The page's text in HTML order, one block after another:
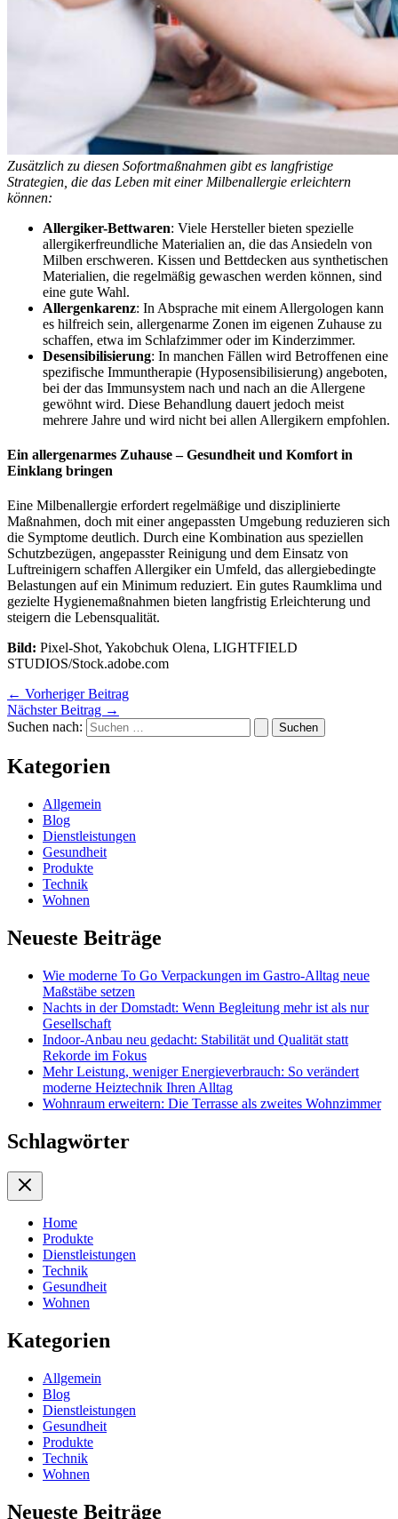
Zusätzlich zu diesen Sofortmaßnahmen gibt es langfristige
Strategien, die das Leben mit einer Milbenallergie erleichtern
können:
Allergiker-Bettwaren: Viele Hersteller bieten spezielle
allergikerfreundliche Materialien an, die das Ansiedeln von
Milben erschweren. Kissen und Bettdecken aus synthetischen
Materialien, die regelmäßig gewaschen werden können, sind
eine gute Wahl.
Allergenkarenz: In Absprache mit einem Allergologen kann
es hilfreich sein, allergenarme Zonen im eigenen Zuhause zu
schaffen, etwa im Schlafzimmer oder im Kinderzimmer.
Desensibilisierung: In manchen Fällen wird Betroffenen eine
spezifische Immuntherapie (Hyposensibilisierung) angeboten,
bei der das Immunsystem nach und nach an die Allergene
gewöhnt wird. Diese Behandlung dauert jedoch meist
mehrere Jahre und wird nicht bei allen Allergikern empfohlen.
Ein allergenarmes Zuhause – Gesundheit und Komfort in
Einklang bringen
Eine Milbenallergie erfordert regelmäßige und disziplinierte
Maßnahmen, doch mit einer angepassten Umgebung reduzieren sich
die Symptome deutlich. Durch eine Kombination aus speziellen
Schutzbezügen, angepasster Reinigung und dem Einsatz von
Luftreinigern schaffen Allergiker ein Umfeld, das allergiebedingte
Belastungen auf ein Minimum reduziert. Ein gutes Raumklima und
gezielte Hygienemaßnahmen bieten langfristig Erleichterung und
steigern die Lebensqualität.
Bild: Pixel-Shot, Yakobchuk Olena, LIGHTFIELD
STUDIOS/Stock.adobe.com
← Vorheriger Beitrag
Nächster Beitrag →
Suchen nach:
Kategorien
Allgemein
Blog
Dienstleistungen
Gesundheit
Produkte
Technik
Wohnen
Neueste Beiträge
Wie moderne To Go Verpackungen im Gastro-Alltag neue
Maßstäbe setzen
Nachts in der Domstadt: Wenn Begleitung mehr ist als nur
Gesellschaft
Indoor-Anbau neu gedacht: Stabilität und Qualität statt
Rekorde im Fokus
Mehr Leistung, weniger Energieverbrauch: So verändert
moderne Heiztechnik Ihren Alltag
Wohnraum erweitern: Die Terrasse als zweites Wohnzimmer
Schlagwörter
Home
Produkte
Dienstleistungen
Technik
Gesundheit
Wohnen
Kategorien
Allgemein
Blog
Dienstleistungen
Gesundheit
Produkte
Technik
Wohnen
Neueste Beiträge